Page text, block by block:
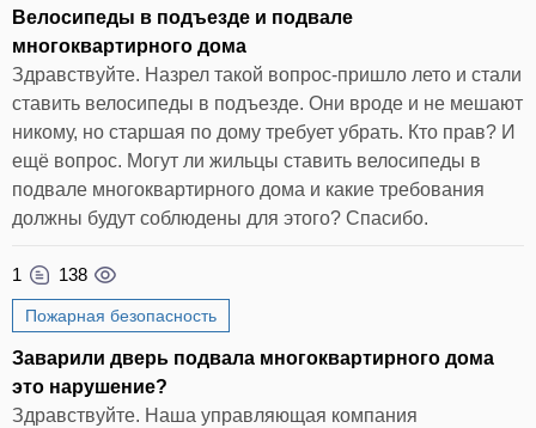
Велосипеды в подъезде и подвале
многоквартирного дома
Здравствуйте. Назрел такой вопрос-пришло лето и стали
ставить велосипеды в подъезде. Они вроде и не мешают
никому, но старшая по дому требует убрать. Кто прав? И
ещё вопрос. Могут ли жильцы ставить велосипеды в
подвале многоквартирного дома и какие требования
должны будут соблюдены для этого? Спасибо.
1 138
Пожарная безопасность
Заварили дверь подвала многоквартирного дома
это нарушение?
Здравствуйте. Наша управляющая компания